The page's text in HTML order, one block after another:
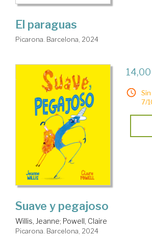
El paraguas
Picarona. Barcelona, 2024
14,00
7/
Suave y pegajoso
Willis, Jeanne; Powell, Claire
Picarona. Barcelona, 2024